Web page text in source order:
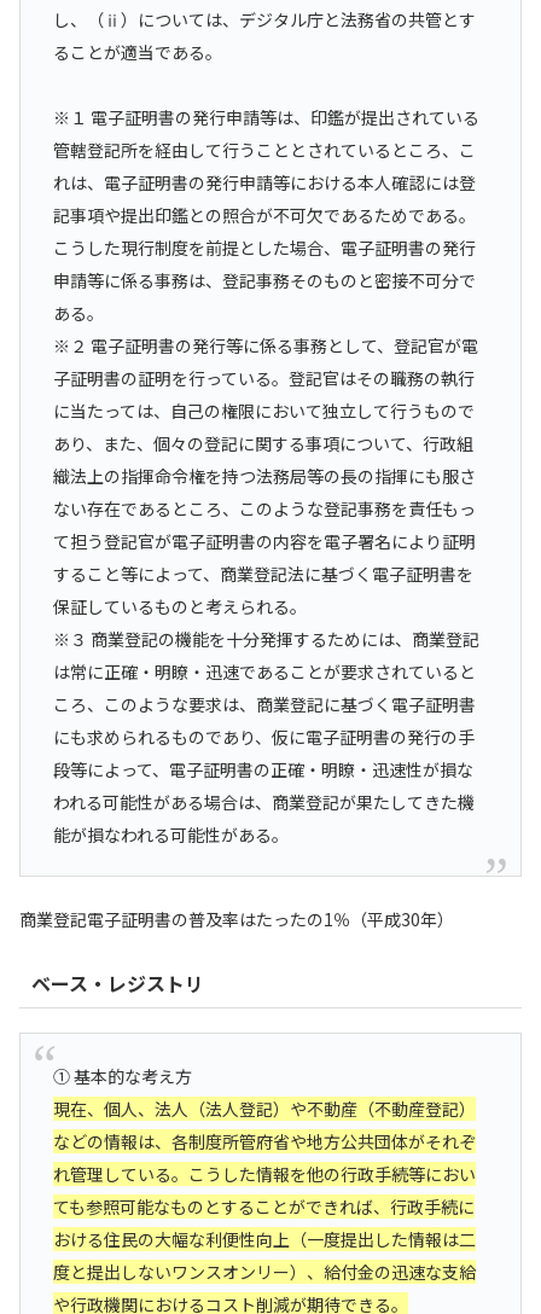
し、（ⅱ）については、デジタル庁と法務省の共管とす
ることが適当である。
※１ 電子証明書の発行申請等は、印鑑が提出されている
管轄登記所を経由して行うこととされているところ、こ
れは、電子証明書の発行申請等における本人確認には登
記事項や提出印鑑との照合が不可欠であるためである。
こうした現行制度を前提とした場合、電子証明書の発行
申請等に係る事務は、登記事務そのものと密接不可分で
ある。
※２ 電子証明書の発行等に係る事務として、登記官が電
子証明書の証明を行っている。登記官はその職務の執行
に当たっては、自己の権限において独立して行うもので
あり、また、個々の登記に関する事項について、行政組
織法上の指揮命令権を持つ法務局等の長の指揮にも服さ
ない存在であるところ、このような登記事務を責任もっ
て担う登記官が電子証明書の内容を電子署名により証明
すること等によって、商業登記法に基づく電子証明書を
保証しているものと考えられる。
※３ 商業登記の機能を十分発揮するためには、商業登記
は常に正確・明瞭・迅速であることが要求されていると
ころ、このような要求は、商業登記に基づく電子証明書
にも求められるものであり、仮に電子証明書の発行の手
段等によって、電子証明書の正確・明瞭・迅速性が損な
われる可能性がある場合は、商業登記が果たしてきた機
能が損なわれる可能性がある。
商業登記電子証明書の普及率はたったの1％（平成30年）
ベース・レジストリ
① 基本的な考え方
現在、個人、法人（法人登記）や不動産（不動産登記）
などの情報は、各制度所管府省や地方公共団体がそれぞ
れ管理している。こうした情報を他の行政手続等におい
ても参照可能なものとすることができれば、行政手続に
おける住民の大幅な利便性向上（一度提出した情報は二
度と提出しないワンスオンリー）、給付金の迅速な支給
や行政機関におけるコスト削減が期待できる。